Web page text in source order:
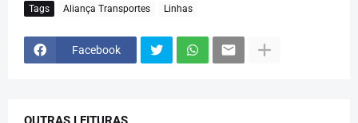
Tags Aliança Transportes Linhas
Facebook